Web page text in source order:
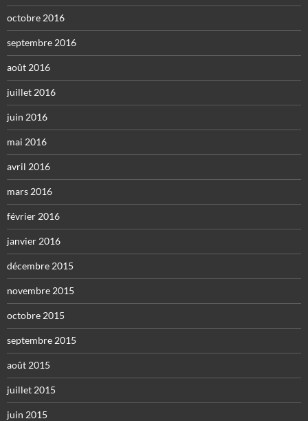
octobre 2016
septembre 2016
août 2016
juillet 2016
juin 2016
mai 2016
avril 2016
mars 2016
février 2016
janvier 2016
décembre 2015
novembre 2015
octobre 2015
septembre 2015
août 2015
juillet 2015
juin 2015